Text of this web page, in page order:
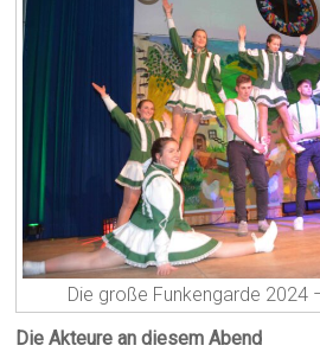
Die große Funkengarde 2024
Die Akteure an diesem Abend